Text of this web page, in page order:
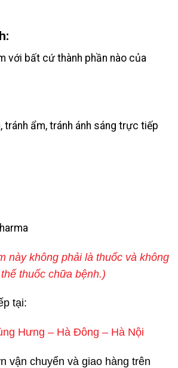
với bất cứ thành phần nào của
tránh ẩm, tránh ánh sáng trực tiếp
này không phải là thuốc và không
thuốc chữa bệnh.)
tại:
Hưng – Hà Đông – Hà Nội
vận chuyển và giao hàng trên